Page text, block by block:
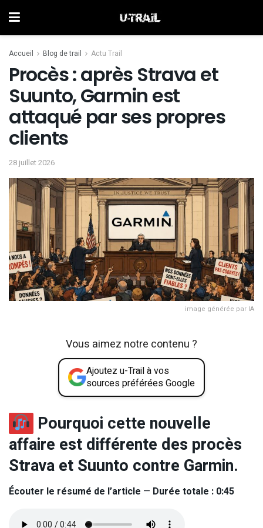
Accueil Blog de trail Actu Trail
Procès : après Strava et
Suunto, Garmin est
attaqué par ses propres
clients
28 juillet 2026
image générée par IA
Vous aimez notre contenu ?
Ajoutez u-Trail à vos
sources préférées Google
Pourquoi cette nouvelle
affaire est différente des procès
Strava et Suunto contre Garmin.
Écouter le résumé de l’article — Durée totale : 0:45